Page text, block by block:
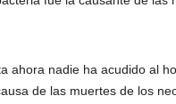
ahora nadie ha acudido al
de las muertes de los